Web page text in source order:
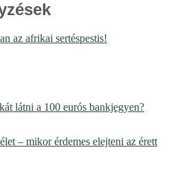
az afrikai sertéspestis!
látni a 100 eurós bankjegyen?
– mikor érdemes elejteni az érett